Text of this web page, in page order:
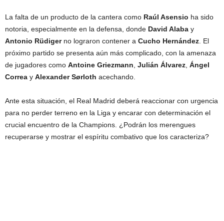
La falta de un producto de la cantera como Raúl Asensio ha sido
notoria, especialmente en la defensa, donde David Alaba y
Antonio Rüdigerno lograron contener a Cucho Hernández . El
próximo partido se presenta aún más complicado, con la amenaza
de jugadores como Antoine Griezmann Julián Álvarez Ángel
Correa y Alexander Sørloth acechando.
Ante esta situación, el Real Madrid deberá reaccionar con urgencia
para no perder terreno en la Liga y encarar con determinación el
crucial encuentro de la Champions. ¿Podrán los merengues
recuperarse y mostrar el espíritu combativo que los caracteriza?